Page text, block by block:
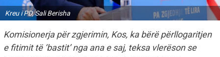
Kreu i PD, Sali Berisha
Komisionerja për zgjerimin, Kos, ka bërë përllogaritjen
e fitimit të ‘bastit’ nga ana e saj, teksa vlerëson se